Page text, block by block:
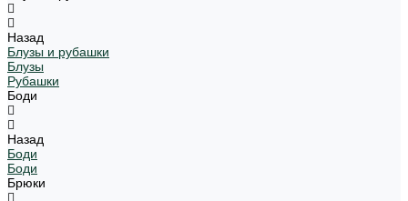
Назад
Блузы и рубашки
Блузы
Рубашки
Боди
Назад
Боди
Боди
Брюки